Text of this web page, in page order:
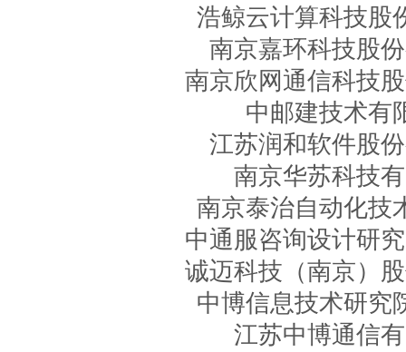
浩鲸云计算科技股
南京嘉环科技股
南京欣网通信科技
中邮建技术有
江苏润和软件股
南京华苏科技
南京泰治自动化技
中通服咨询设计研
诚迈科技（南京）
中博信息技术研究
江苏中博通信